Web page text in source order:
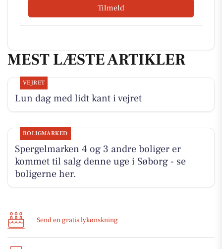
Tilmeld
MEST LÆSTE ARTIKLER
VEJRET
Lun dag med lidt kant i vejret
BOLIGMARKED
Spergelmarken 4 og 3 andre boliger er
kommet til salg denne uge i Søborg - se
boligerne her.
Send en gratis lykønskning